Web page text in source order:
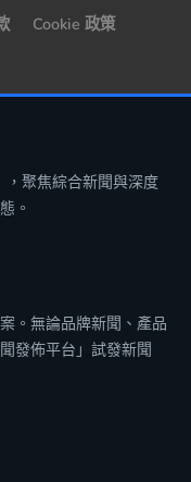
Cookie 政策
聚焦綜合新聞與深度
。
。無論品牌新聞、產品
發佈平台」試發新聞